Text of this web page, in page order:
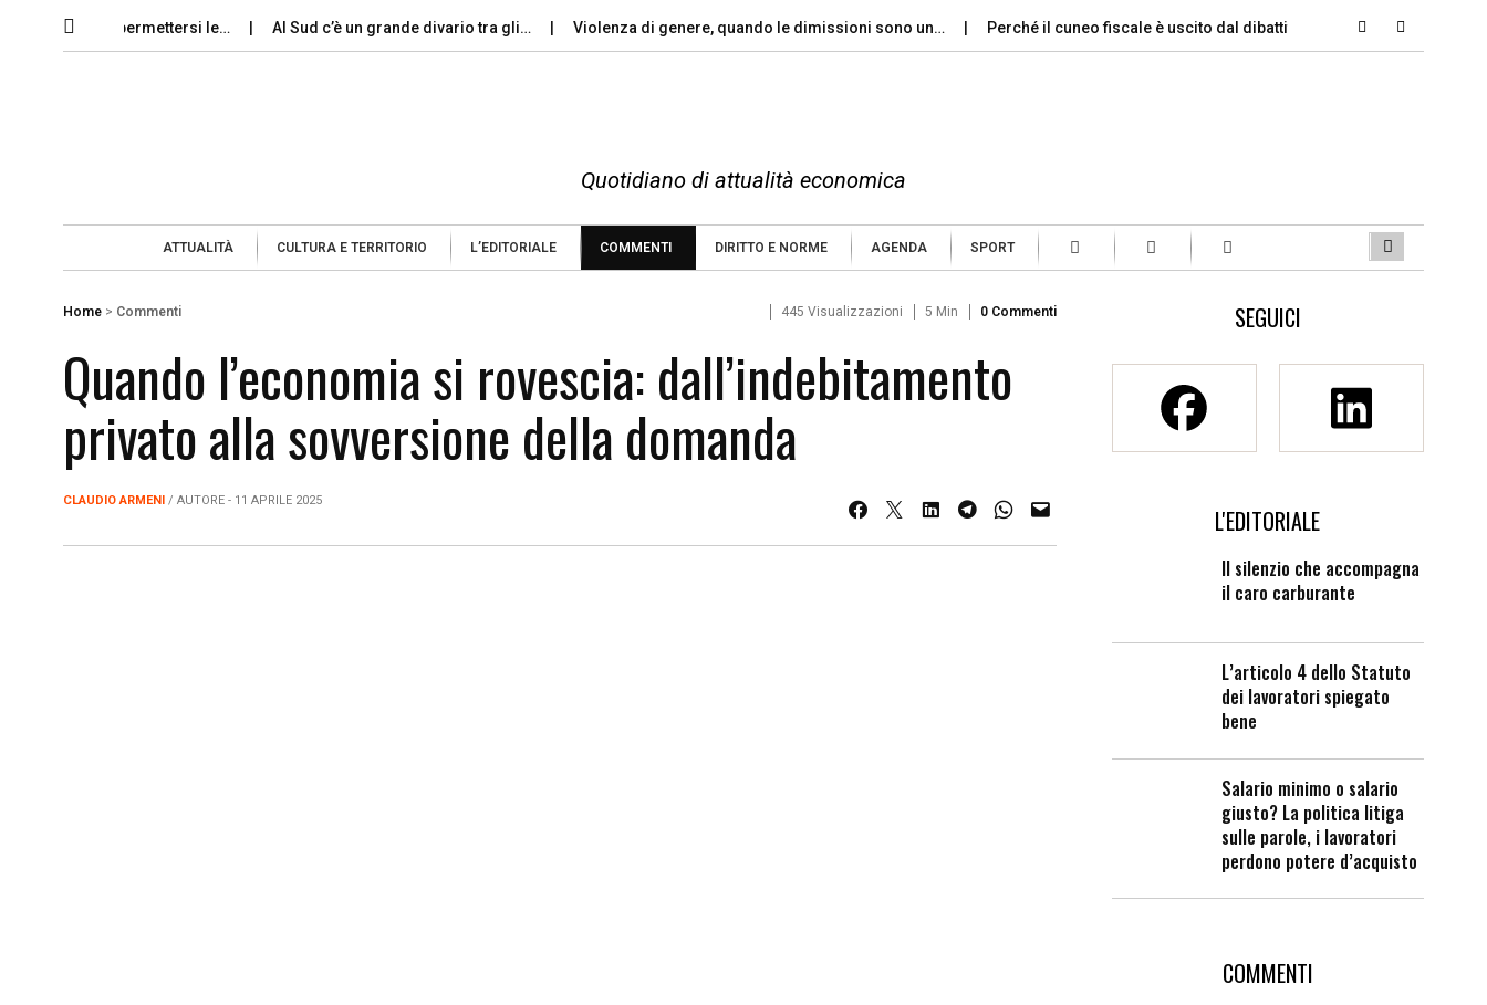
permettersi le… Al Sud c’è un grande divario tra gli… Violenza di genere, quando le dimissioni sono un… Perché il cuneo fiscale è uscito dal dibattito… Si parte, ecco quanti
Quotidiano di attualità economica
ATTUALITÀ CULTURA E TERRITORIO L’EDITORIALE COMMENTI DIRITTO E NORME AGENDA SPORT
Home > Commenti 445 Visualizzazioni 5 Min 0 Commenti
Quando l’economia si rovescia: dall’indebitamento
privato alla sovversione della domanda
CLAUDIO ARMENI / AUTORE - 11 APRILE 2025
SEGUICI
L'EDITORIALE
Il silenzio che accompagna
il caro carburante
L’articolo 4 dello Statuto
dei lavoratori spiegato
bene
Salario minimo o salario
giusto? La politica litiga
sulle parole, i lavoratori
perdono potere d’acquisto
COMMENTI